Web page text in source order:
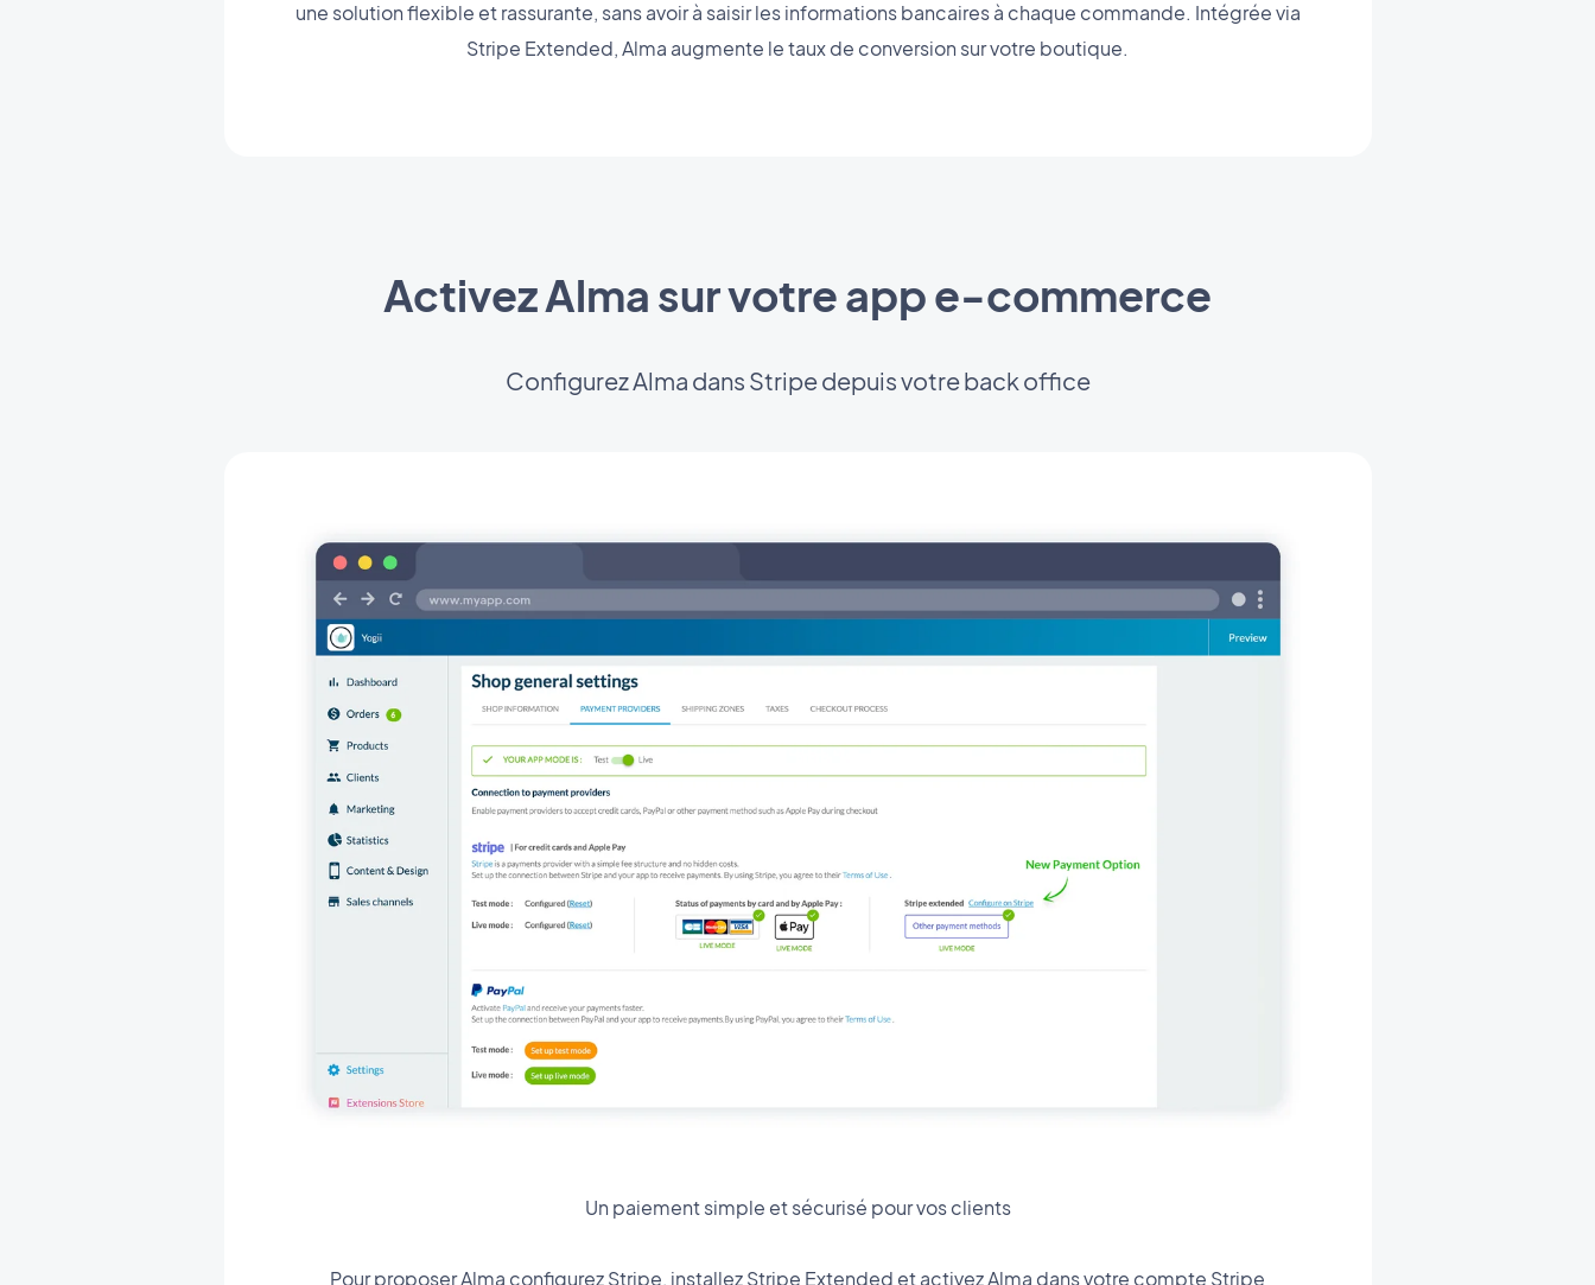
une solution flexible et rassurante, sans avoir à saisir les informations bancaires à chaque commande. Intégrée via
Stripe Extended, Alma augmente le taux de conversion sur votre boutique.
Activez Alma sur votre app e-commerce
Configurez Alma dans Stripe depuis votre back office
Un paiement simple et sécurisé pour vos clients
Pour proposer Alma configurez Stripe, installez Stripe Extended et activez Alma dans votre compte Stripe